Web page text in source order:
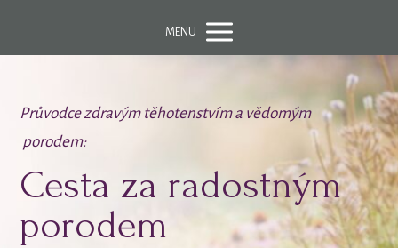
MENU
Průvodce zdravým těhotenstvím a vědomým
porodem:
Cesta za radostným
porodem